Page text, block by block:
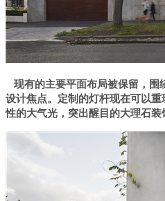
现有的主要平面布局被保留，
设计焦点。定制的灯杆现在可以
性的大气光，突出醒目的大理石装